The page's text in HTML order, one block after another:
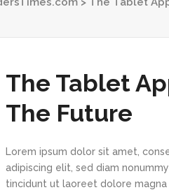
The Tablet
The Future
Lorem ipsum dolor sit amet,
adipiscing elit, sed diam
tincidunt ut laoreet dolore magna